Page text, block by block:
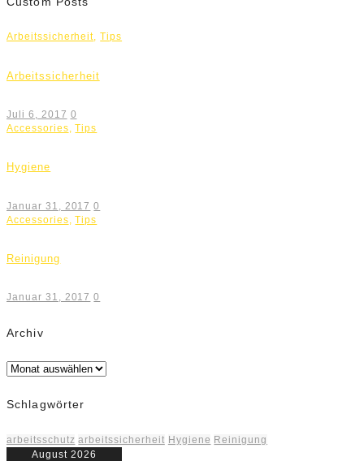
Arbeitssicherheit,Tips
Arbeitssicherheit
Juli 6, 2017 0
Accessories,Tips
Hygiene
Januar 31, 2017 0
Accessories ,Tips
Reinigung
Januar 31, 2017 0
Archiv
Archiv
Schlagwörter
arbeitsschutz arbeitssicherheit Hygiene Reinigung
August 2026